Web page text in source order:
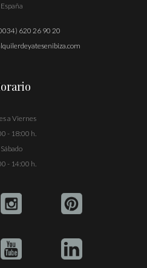
España
620 26 90 20
a Viernes
- 18:00 h.
Sábado
- 14:00 h.